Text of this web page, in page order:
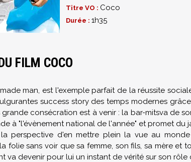
Titre VO : Coco
Durée : 1h35
FILM COCO
man, est l'exemple parfait de la réussite
success story des temps modernes
consécration est à venir : la bar-mitsva de
à "l'évènement national de l'année" et promet du
perspective d'en mettre plein la vue au
folie sans voir que sa femme, son fils, sa mère et
va devenir pour lui un instant de vérité sur son rôle